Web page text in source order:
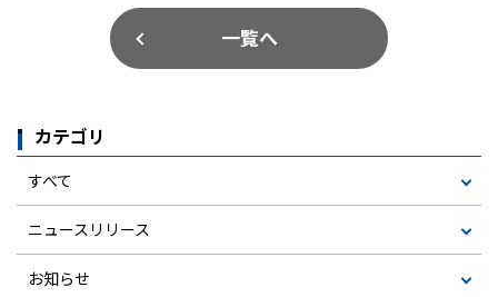
一覧へ
カテゴリ
すべて
ニュースリリース
お知らせ